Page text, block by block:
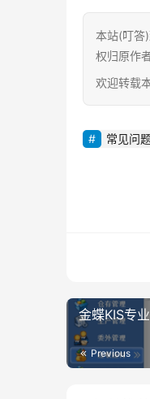
本站(叮答
权归原作
欢迎转载
常见问
金蝶KIS专
Previous